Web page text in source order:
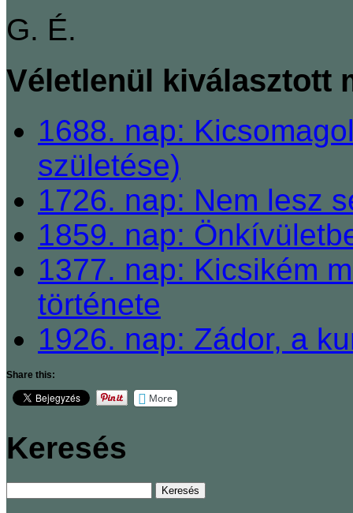
G. É.
Véletlenül kiválasztott
1688. nap:
születése)
1726. nap: Nem lesz
1859. nap:
1377. nap: Kicsikém
története
1926. nap: Zádor, a
Share this:
More
Keresés